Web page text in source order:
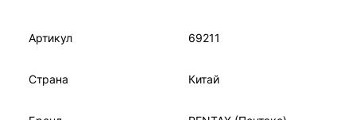
Артикул 69211
Страна Китай